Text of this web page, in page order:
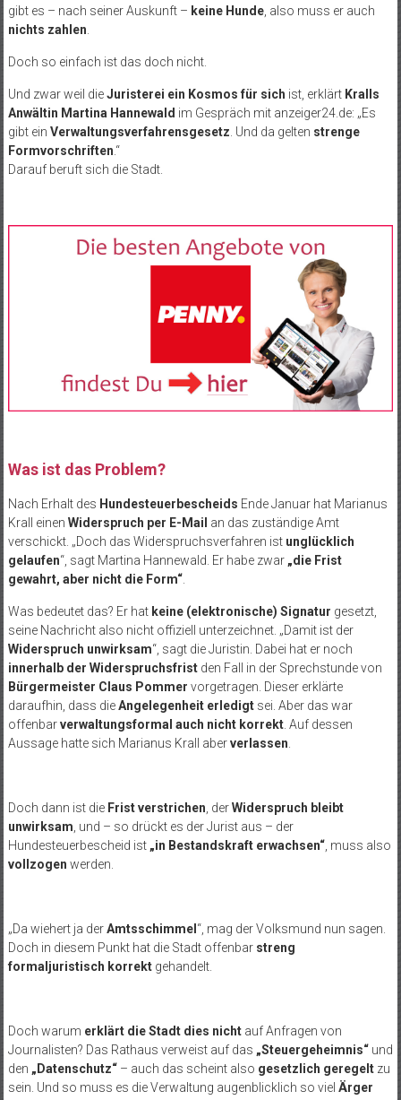
gibt es – nach seiner Auskunft – keine Hunde, also muss er auch
nichts zahlen
Doch so einfach ist das doch nicht.
Und zwar weil dieJuristerei ein Kosmos für sich ist, erklärt Kralls
Anwältin Martina Hannewald im Gespräch mit anzeiger24.de: „Es
gibt ein Verwaltungsverfahrensgesetz . Und da gelten strenge
Formvorschriften .“
Darauf beruft sich die Stadt.
Was ist das Problem?
Nach Erhalt des Hundesteuerbescheids Ende Januar hat Marianus
Krall einen Widerspruch per E-Mail an das zuständige Amt
verschickt. „Doch das Widerspruchsverfahren ist unglücklich
gelaufen“, sagt Martina Hannewald. Er habe zwar „die Frist
gewahrt, aber nicht die Form“.
Was bedeutet das? Er hat keine (elektronische) Signatur gesetzt,
seine Nachricht also nicht offiziell unterzeichnet. „Damit ist der
Widerspruch unwirksam“, sagt die Juristin. Dabei hat er noch
innerhalb der Widerspruchsfristden Fall in der Sprechstunde von
Bürgermeister Claus Pommer vorgetragen. Dieser erklärte
daraufhin, dass dieAngelegenheit erledigtsei. Aber das war
offenbarverwaltungsformal auch nicht korrekt. Auf dessen
Aussage hatte sich Marianus Krall aberverlassen
Doch dann ist die Frist verstrichen , derWiderspruch bleibt
unwirksam , und – so drückt es der Jurist aus – der
Hundesteuerbescheid ist „in Bestandskraft erwachsen“, muss also
vollzogen werden.
„Da wiehert ja derAmtsschimmel “, mag der Volksmund nun sagen.
Doch in diesem Punkt hat die Stadt offenbar streng
formaljuristisch korrektgehandelt.
Doch warum erklärt die Stadt dies nichtauf Anfragen von
Journalisten? Das Rathaus verweist auf das „Steuergeheimnis“und
den „Datenschutz“– auch das scheint also gesetzlich geregeltzu
sein. Und so muss es die Verwaltung augenblicklich so viel Ärger